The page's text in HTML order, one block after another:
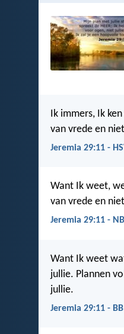
Ik immers, Ik
van vrede en
Jeremia 29:11 -
Want Ik weet,
van vrede en
Jeremia 29:11 -
Want Ik weet
jullie. Plannen
jullie.
Jeremia 29:11 - BB